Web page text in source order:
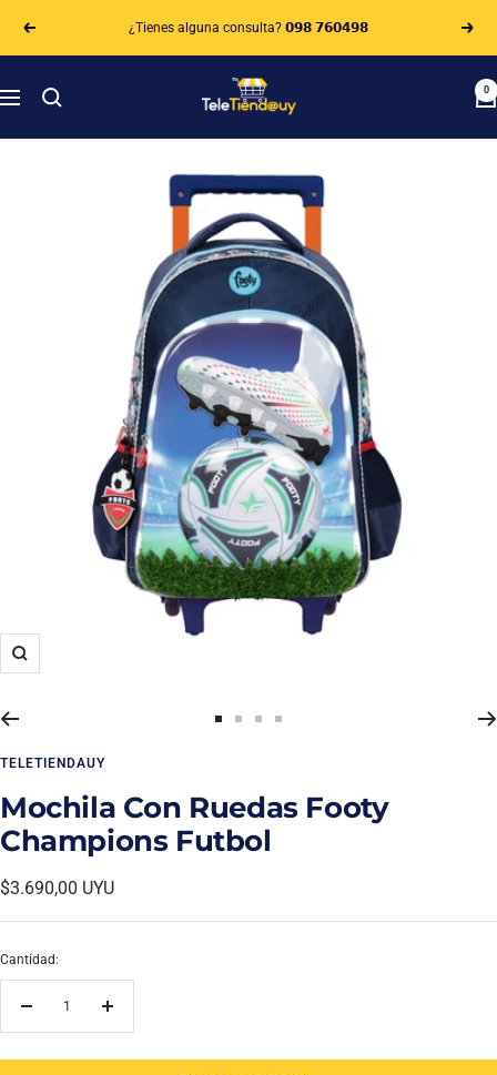
contenido
Anterior ¿Tienes alguna consulta? 𝟬𝟵𝟴 𝟳𝟲𝟬𝟰𝟵𝟴
Navigación
Teletiendauy 0
Zoom
diapositiva
1
diapositiva
2
diapositiva
3
diapositiva
4
TELETIENDAUY
Mochila Con Ruedas Footy
Champions Futbol
Precio
de
$3.690,00 UYU
Cantidad:
Decrecer
cantidad
Aumentar
cantidad